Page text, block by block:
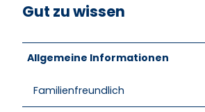
u
m
u
Gut zu wissen
Allgemeine Informationen
Familienfreundlich